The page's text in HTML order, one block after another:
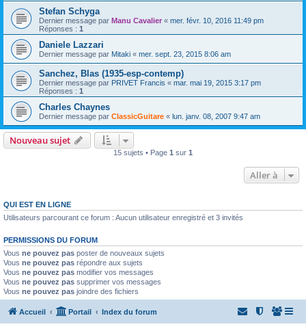
Stefan Schyga
Dernier message par Manu Cavalier « mer. févr. 10, 2016 11:49 pm
Réponses : 1
Daniele Lazzari
Dernier message par Mitaki « mer. sept. 23, 2015 8:06 am
Sanchez, Blas (1935-esp-contemp)
Dernier message par PRIVET Francis « mar. mai 19, 2015 3:17 pm
Réponses : 1
Charles Chaynes
Dernier message par ClassicGuitare « lun. janv. 08, 2007 9:47 am
Nouveau sujet
15 sujets • Page 1 sur 1
Aller à
QUI EST EN LIGNE
Utilisateurs parcourant ce forum : Aucun utilisateur enregistré et 3 invités
PERMISSIONS DU FORUM
Vous ne pouvez pas poster de nouveaux sujets
Vous ne pouvez pas répondre aux sujets
Vous ne pouvez pas modifier vos messages
Vous ne pouvez pas supprimer vos messages
Vous ne pouvez pas joindre des fichiers
Accueil Portail Index du forum